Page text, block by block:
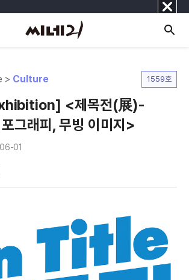
닫
기
> Culture 1559호
<제목전(展)-
그래피, 무빙 이미지>
01